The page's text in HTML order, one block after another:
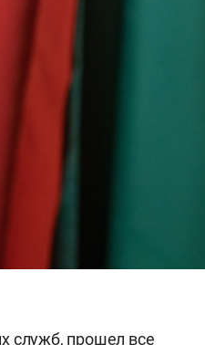
служб, прошел все